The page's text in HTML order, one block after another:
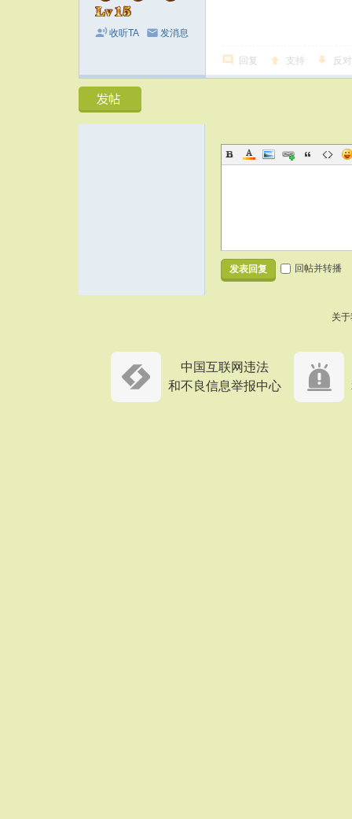
收听TA 发消息
回复 支持 反对
发表回复 回帖并转播
关
中国互联网违法
和不良信息举报中心